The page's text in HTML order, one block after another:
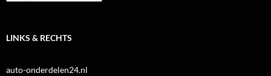
LINKS & RECHTS
auto-onderdelen24.nl